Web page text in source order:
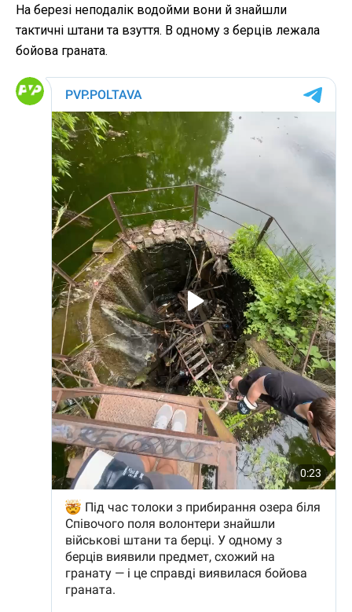
На березі неподалік водойми вони й знайшли
тактичні штани та взуття. В одному з берців лежала
бойова граната.